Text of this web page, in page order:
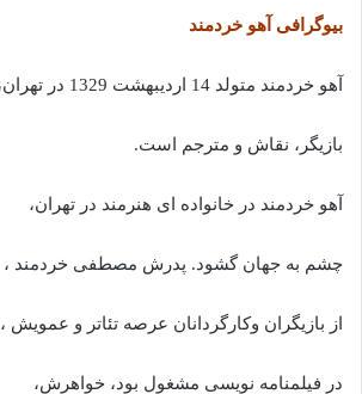
بیوگرافی آهو خردمند
آهو خردمند متولد 14 اردیبهشت 1329 در تهران،
بازیگر، نقاش و مترجم است.
آهو خردمند در خانواده ای هنرمند در تهران،
چشم به جهان گشود. پدرش مصطفی خردمند ،
از بازیگران وکارگردانان عرصه تئاتر و عمویش ،
در فیلمنامه نویسی مشغول بود، خواهرش،